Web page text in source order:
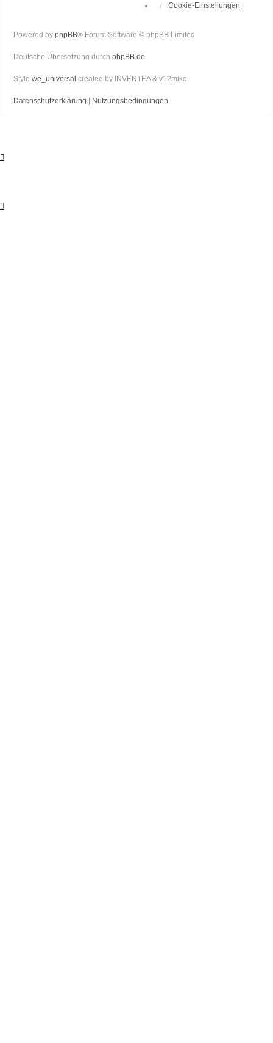
Cookie-Einstellungen
Powered by phpBB® Forum Software © phpBB Limited
Deutsche Übersetzung durch phpBB.de
Style we_universal created by INVENTEA & v12mike
Datenschutzerklärung | Nutzungsbedingungen